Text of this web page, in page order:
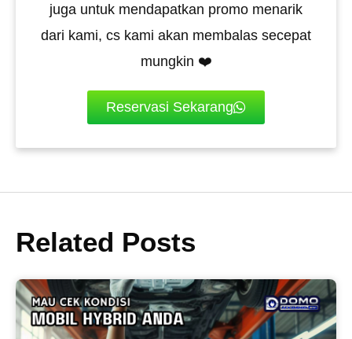
juga untuk mendapatkan promo menarik
dari kami, cs kami akan membalas secepat
mungkin ❤️
Reservasi Sekarang
Related Posts